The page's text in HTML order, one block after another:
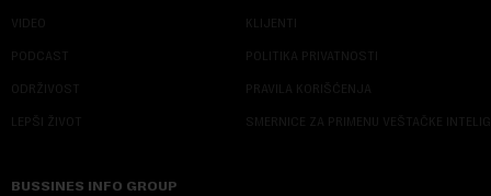
VIDEO
PODCAST
ODRŽIVOST
LEPŠI ŽIVOT
KLIJENTI
POLITIKA PRIVATNOSTI
PRAVILA KORIŠĆENJA
SMERNICE ZA PRIMENU VEŠTAČKE
BUSSINES INFO GROUP